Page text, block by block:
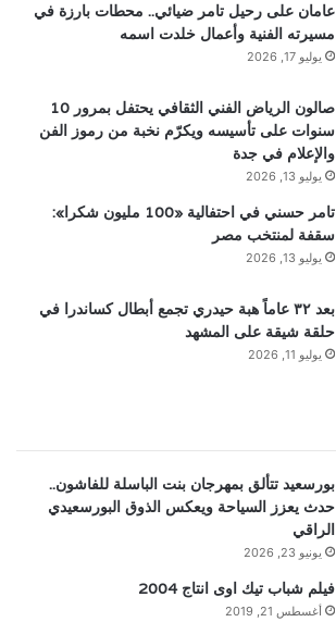
عامان على رحيل تامر ضيائي.. محطات بارزة في
مسيرته الفنية وأعمال خلدت اسمه
يوليو 17, 2026
صالون الرياض الفني الثقافي يحتفل بمرور 10
سنوات على تأسيسه ويكرّم نخبة من رموز الفن
والإعلام في جدة
يوليو 13, 2026
تامر حسني في احتفالية «100 مليون شكرا»:
سقفة لمنتخب مصر
يوليو 13, 2026
بعد ٣٢ عاماً هبة حيدري تجمع أبطال كساندرا في
حلقة شيقة على المشهد
يوليو 11, 2026
بورسعيد تتألق بمهرجان بنت الباسلة للفاشون..
حدث يعزز السياحة ويعكس الذوق البورسعيدي
الراقي
يونيو 23, 2026
فيلم شباب تيك اوى انتاج 2004
أغسطس 21, 2019